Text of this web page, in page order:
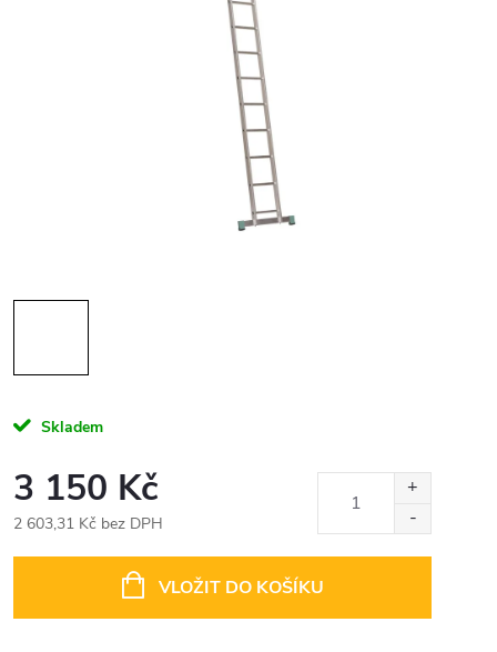
Skladem
3 150 Kč
2 603,31 Kč bez DPH
VLOŽIT DO KOŠÍKU